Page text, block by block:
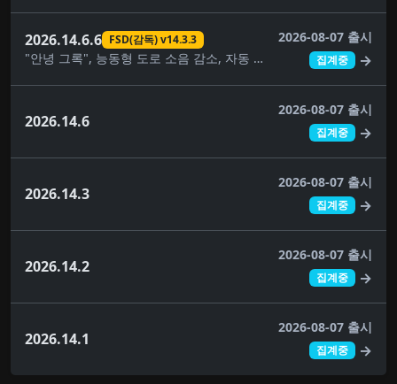
2026.14.6.6 FSD(감독) v14.3.3
"안녕 그록", 능동형 도로 소음 감소, 자동 소프트웨어 업데이트, 사각지대 경고등, 주차 중 사각지대 경고, 컴포트 브레이킹, 대시캠 뷰어 업데이트, FSD(감독) v14.3.3, 완전 자율주행(감독), 몰입형 사운드 업그레이드, 건반, 음악 앱 대기열, 페인트 가게, 애완동물 모드, 후면 디스플레이, 보안 개선, 자율주행 앱, 스케치북, 슈퍼차저 가격 필터, 여행, 시각적 업데이트, 날씨 지도 개선
2026-08-07 출시
집계중 →
2026.14.6
2026-08-07 출시
집계중 →
2026.14.3
2026-08-07 출시
집계중 →
2026.14.2
2026-08-07 출시
집계중 →
2026.14.1
2026-08-07 출시
집계중 →